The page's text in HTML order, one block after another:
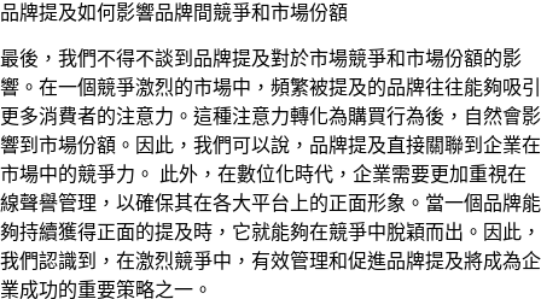
品牌提及如何影響品牌間競爭和市場份額
最後，我們不得不談到品牌提及對於市場競爭和市場份額的影
響。在一個競爭激烈的市場中，頻繁被提及的品牌往往能夠吸引
更多消費者的注意力。這種注意力轉化為購買行為後，自然會影
響到市場份額。因此，我們可以說，品牌提及直接關聯到企業在
市場中的競爭力。 此外，在數位化時代，企業需要更加重視在
線聲譽管理，以確保其在各大平台上的正面形象。當一個品牌能
夠持續獲得正面的提及時，它就能夠在競爭中脫穎而出。因此，
我們認識到，在激烈競爭中，有效管理和促進品牌提及將成為企
業成功的重要策略之一。